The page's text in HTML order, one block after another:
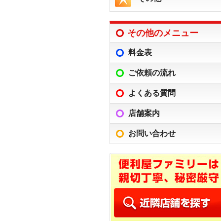
その他のメニュー
料金表
ご依頼の流れ
よくある質問
店舗案内
お問い合わせ